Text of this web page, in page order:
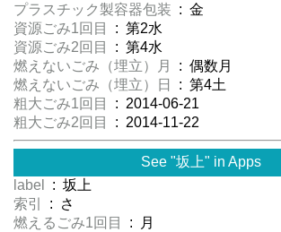
プラスチック製容器包装 : 金
資源ごみ1回目
: 第2水
資源ごみ2回目
: 第4水
燃えないごみ（埋立）月
: 偶数月
燃えないごみ（埋立）日
: 第4土
粗大ごみ1回目
: 2014-06-21
粗大ごみ2回目
: 2014-11-22
See "坂上" in Apps
label
: 坂上
索引
: さ
燃えるごみ1回目
: 月